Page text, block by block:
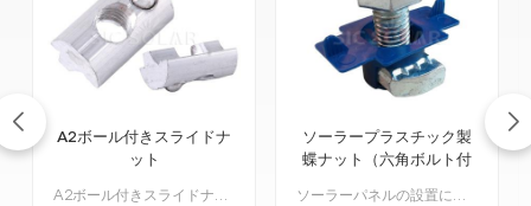
A2ボール付きスライドナ
ット
A2ボール付きスライドナットは、ソーラーパネルのブラケットや設置システムによく見られる特殊なハードウェア部品です。このナットは、通常のスライドナットと小さなボール状の部品の両方の機能を持ち、特にソーラ...
ソーラープラスチック製
蝶ナット（六角ボルト付
ソーラーパネルの設置に便利な六角ボルト付きプラスチック製蝶ナットは、太陽光パネルの設置に便利なファスナーです。手で締められるプラスチックカバー付きの蝶ナットと、強度を高める六角ボルトが付いています。設...